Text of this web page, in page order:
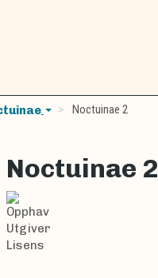
Noctuinae 2
Noctuinae 2
Opphav
Utgiver
Lisens